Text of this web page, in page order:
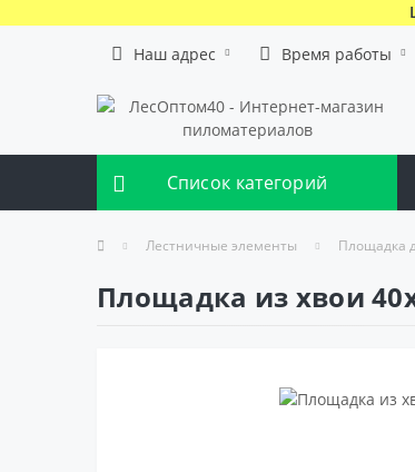
Наш адрес
Время работы
Список категорий
Лестничные элементы Площадка
Площадка из хвои